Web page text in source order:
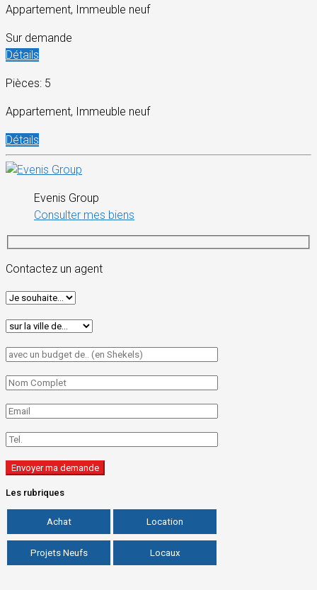
Appartement, Immeuble neuf
Sur demande
Détails
Pièces: 5
Appartement, Immeuble neuf
Détails
Evenis Group
Consulter mes biens
Contactez un agent
Les rubriques
Achat Location
Projets Neufs Locaux